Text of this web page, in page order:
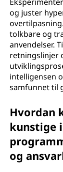
og juster
tolkbare og
anvendelser.
retningslinjer
intelligensen
samfunnet til
Hvordan
kunstige
og